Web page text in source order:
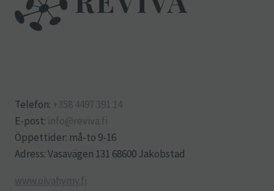
Telefon: +358 4497 391 14
E-post: info@reviva.fi
Öppettider: må-to 9-16
Adress: Vasavägen 131 68600 Jakobstad
www.oivahymy.fi